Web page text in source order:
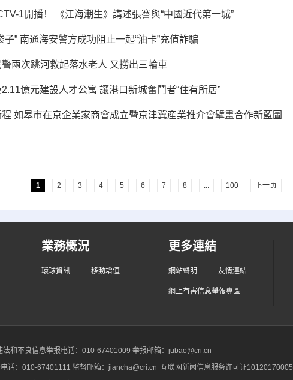
1開播！ 《江海潮生》講述張謇與“中國近代第一城”
子” 南通海安警方成功阻止一起“油卡”充值詐騙
兩次跳河救起落水老人 又撈出三輪車
億元建設人才公寓 讓港口新城奮鬥者“住有所居”
如皋市在京企業家商會成立暨京津冀産業推介會擘畫合作新藍圖
1 2 3 4 5 6 7 8 ... 100 下一页
業務概況
環球資訊 移動增值
更多連結
網站聲明 友情連結
網上有害信息舉報專區
法和不良信息举报电话：010-67401009 举报邮箱：jubao@cri.cn
话：010-67401111 监督邮箱：jiancha@cri.cn 互联网新闻信息服务许可证10120170005